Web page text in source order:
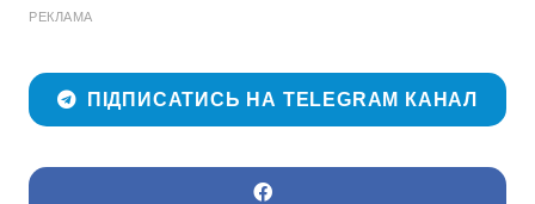
РЕКЛАМА
ПІДПИСАТИСЬ НА TELEGRAM КАНАЛ